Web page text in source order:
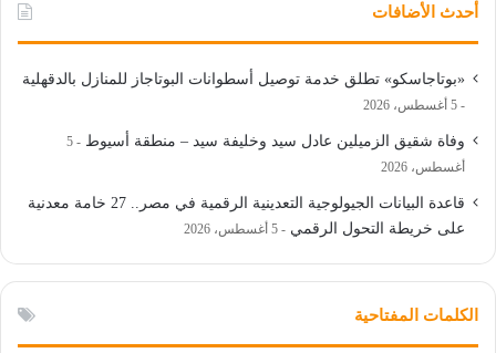
أحدث الأضافات
«بوتاجاسكو» تطلق خدمة توصيل أسطوانات البوتاجاز للمنازل بالدقهلية
5 أغسطس، 2026
وفاة شقيق الزميلين عادل سيد وخليفة سيد – منطقة أسيوط
5
أغسطس، 2026
قاعدة البيانات الجيولوجية التعدينية الرقمية في مصر.. 27 خامة معدنية
على خريطة التحول الرقمي
5 أغسطس، 2026
الكلمات المفتاحية